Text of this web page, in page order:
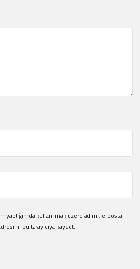
yaptığımda kullanılmak üzere adımı, e-posta
bu tarayıcıya kaydet.